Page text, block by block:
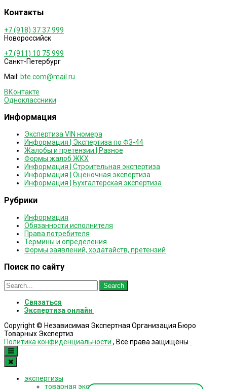
Контакты
+7 (918) 37 37 999
Новороссийск
+7 (911) 10 75 999
Санкт-Петербург
Mail: bte.com@mail.ru
ВКонтакте
Одноклассники
Информация
Экспертиза VIN номера
Информация | Экспертиза по ФЗ-44
Жалобы и претензии | Разное
Формы жалоб ЖКХ
Информация | Строительная экспертиза
Информация | Оценочная экспертиза
Информация | Бухгалтерская экспертиза
Рубрики
Информация
Обязанности исполнителя
Права потребителя
Термины и определения
Формы заявлений, ходатайств, претензий
Поиск по сайту
Search
for:
Связаться
Экспертиза онлайн
Copyright © Независимая Экспертная Организация Бюро
Товарных Экспертиз
Политика конфиденциальности , Все права защищены
экспертизы
товарная экспертиза